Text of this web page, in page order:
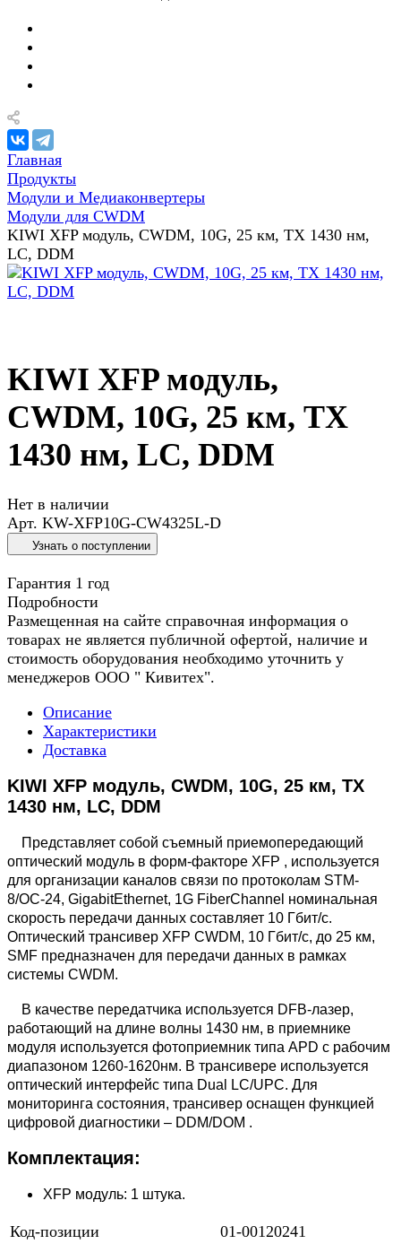
Главная
Продукты
Модули и Медиаконвертеры
Модули для CWDM
KIWI XFP модуль, CWDM, 10G, 25 км, TX 1430 нм,
LC, DDM
KIWI XFP модуль,
CWDM, 10G, 25 км, TX
1430 нм, LC, DDM
Нет в наличии
Арт. KW-XFP10G-CW4325L-D
Узнать о поступлении
Гарантия 1 год
Подробности
Размещенная на сайте справочная информация о
товарах не является публичной офертой, наличие и
стоимость оборудования необходимо уточнить у
менеджеров ООО " Кивитех".
Описание
Характеристики
Доставка
KIWI XFP модуль, CWDM, 10G, 25 км, TX
1430 нм, LC, DDM
Представляет собой съемный приемопередающий
оптический модуль в форм-факторе XFP , используется
для организации каналов связи по протоколам STM-
8/OC-24, GigabitEthernet, 1G FiberChannel номинальная
скорость передачи данных составляет 10 Гбит/с.
Оптический трансивер XFP CWDM, 10 Гбит/с, до 25 км,
SMF предназначен для передачи данных в рамках
системы CWDM.
В качестве передатчика используется DFB-лазер,
работающий на длине волны 1430 нм, в приемнике
модуля используется фотоприемник типа APD с рабочим
диапазоном 1260-1620нм. В трансивере используется
оптический интерфейс типа Dual LC/UPC. Для
мониторинга состояния, трансивер оснащен функцией
цифровой диагностики – DDM/DOM .
Комплектация:
XFP модуль: 1 штука.
Код-позиции
01-00120241